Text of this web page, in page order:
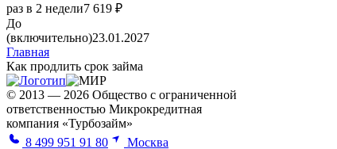
раз в 2 недели7 619 ₽
До
(включительно)23.01.2027
Главная
Как продлить срок займа
© 2013 — 2026 Общество с ограниченной
ответственностью Микрокредитная
компания «Турбозайм»
8 499 951 91 80
Москва